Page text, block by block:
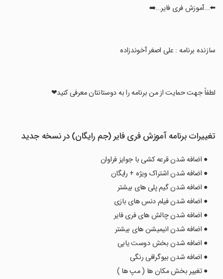
‏⬅️...آموزش فری فایر...➡️
‏سازنده برنامه : علی اصغر آخوندزاده
‏لطفاً جهت حمایت از من برنامه را به دوستانتان معرفی کنید❤
تغییرات برنامه آموزش فری فایر (جم رایگان) در نسخه جدید
● اضافه شدن قرعه کشی با جوایز فراوان
● اضافه شدن اشتراک ویژه + رایگان
● اضافه شدن گیم پلی های بیشتر
● اضافه شدن فیلم دنس های بازی
● اضافه شدن چالش های فری فایر
● اضافه شدن انیمیشن های بیشتر
● اضافه شدن بخش دوست یابی
● اضافه شدن بیوگرافی رنگی
● تغییر بخش مکان ها ( مپ ها )